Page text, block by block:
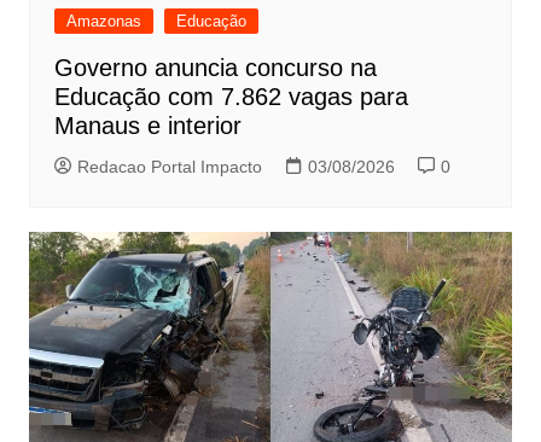
Amazonas Educação
Governo anuncia concurso na
Educação com 7.862 vagas para
Manaus e interior
Redacao Portal Impacto 03/08/2026 0